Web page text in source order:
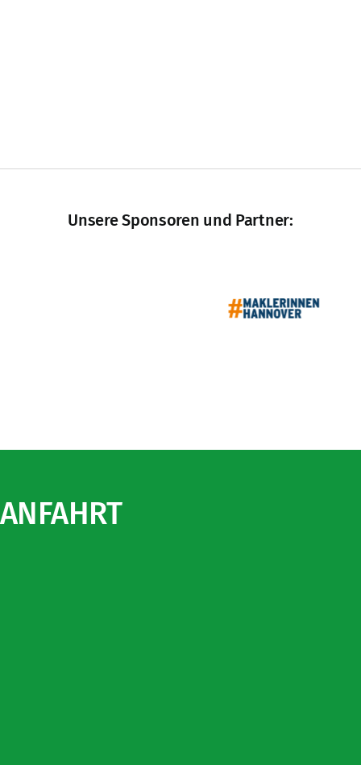
Unsere Sponsoren und Partner:
ANFAHRT